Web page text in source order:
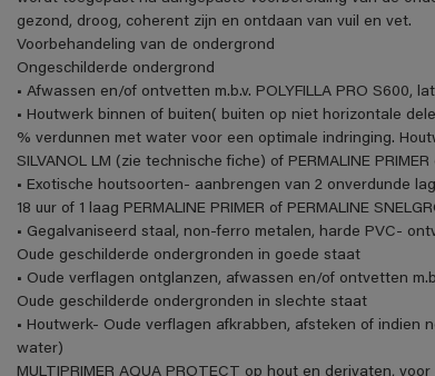
gezond, droog, coherent zijn en ontdaan van vuil en vet.
Voorbehandeling van de ondergrond
Ongeschilderde ondergrond
• Afwassen en/of ontvetten m.b.v. POLYFILLA PRO S600,
• Houtwerk binnen of buiten( buiten op niet horizontale
% verdunnen met water voor een optimale indringing.
SILVANOL LM (zie technische fiche) of PERMALINE PRIMER
• Exotische houtsoorten- aanbrengen van 2 onverdunde
18 uur of 1 laag PERMALINE PRIMER of PERMALINE
• Gegalvaniseerd staal, non-ferro metalen, harde PVC-
Oude geschilderde ondergronden in goede staat
• Oude verflagen ontglanzen, afwassen en/of ontvetten
Oude geschilderde ondergronden in slechte staat
• Houtwerk- Oude verflagen afkrabben, afsteken of indien
water)